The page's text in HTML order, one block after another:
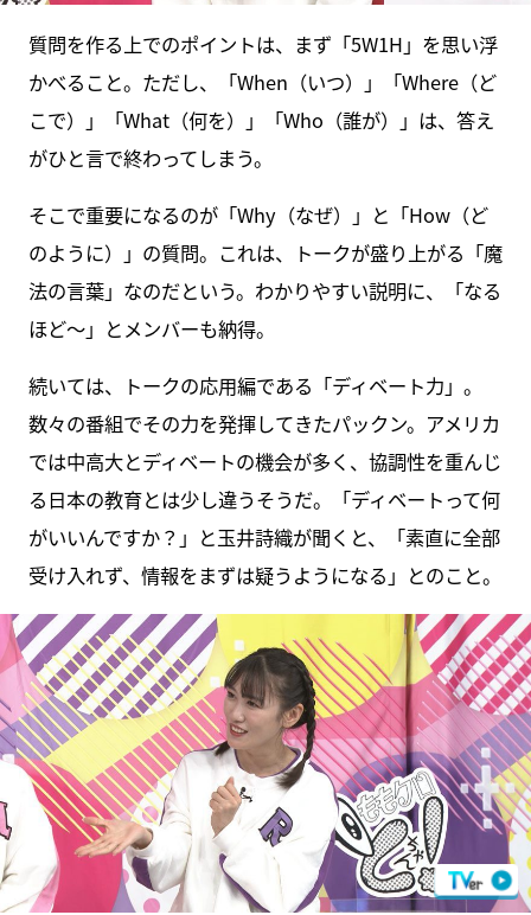
質問を作る上でのポイントは、まず「5W1H」を思い浮
かべること。ただし、「When（いつ）」「Where（ど
こで）」「What（何を）」「Who（誰が）」は、答え
がひと言で終わってしまう。
そこで重要になるのが「Why（なぜ）」と「How（ど
のように）」の質問。これは、トークが盛り上がる「魔
法の言葉」なのだという。わかりやすい説明に、「なる
ほど〜」とメンバーも納得。
続いては、トークの応用編である「ディベート力」。
数々の番組でその力を発揮してきたパックン。アメリカ
では中高大とディベートの機会が多く、協調性を重んじ
る日本の教育とは少し違うそうだ。「ディベートって何
がいいんですか？」と玉井詩織が聞くと、「素直に全部
受け入れず、情報をまずは疑うようになる」とのこと。